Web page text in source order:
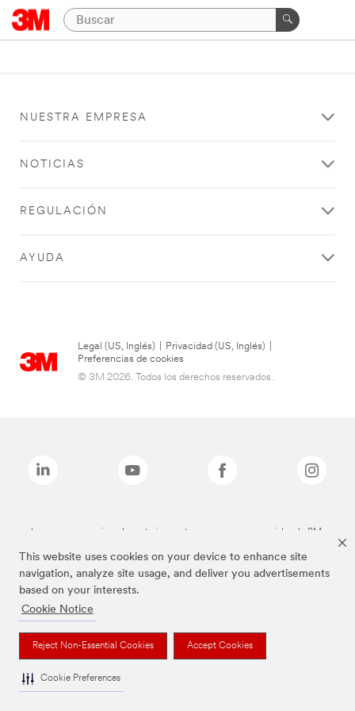
This website uses cookies on your device to enhance site
navigation, analyze site usage, and deliver you advertisements
based on your interests.
Cookie Notice
Reject Non-Essential Cookies Accept Cookies
Cookie Preferences
NUESTRA EMPRESA
NOTICIAS
REGULACIÓN
AYUDA
Legal (US, Inglés) Privacidad (US, Inglés)
Preferencias de cookies
© 3M 2026. Todos los derechos reservados..
Las marcas mencionadas anteriormente son marcas comerciales de 3M.